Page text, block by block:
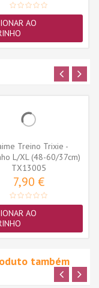
AO
Treino Trixie -
L/XL (48-60/37cm)
(TX13005)
TX13005
7,90 €
AO
também